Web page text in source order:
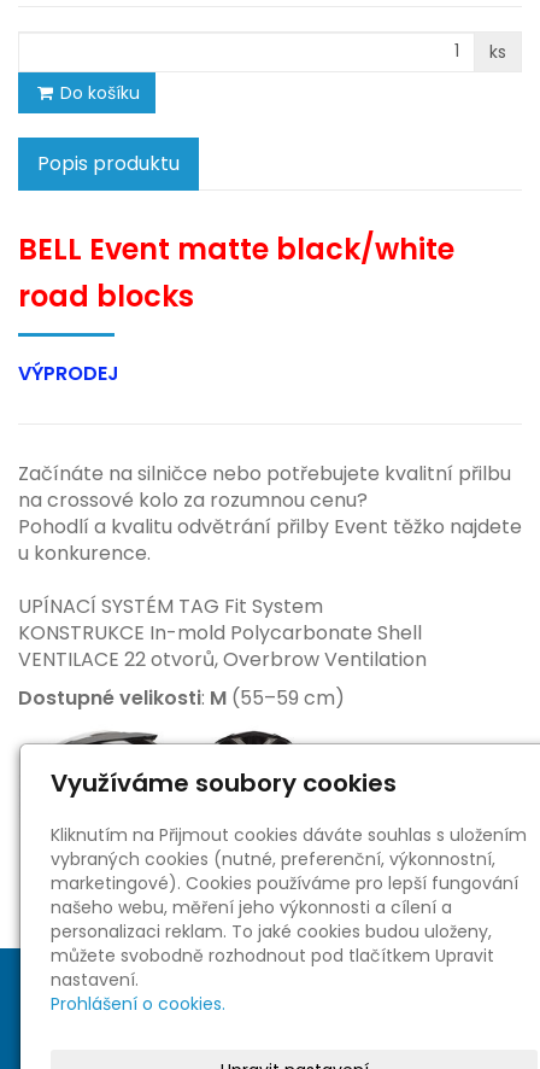
ks
Do košíku
Popis produktu
BELL Event matte black/white
road blocks
VÝPRODEJ
Začínáte na silničce nebo potřebujete kvalitní přilbu
na crossové kolo za rozumnou cenu?
Pohodlí a kvalitu odvětrání přilby Event těžko najdete
u konkurence.
UPÍNACÍ SYSTÉM TAG Fit System
KONSTRUKCE In-mold Polycarbonate Shell
VENTILACE 22 otvorů, Overbrow Ventilation
Dostupné velikosti: M (55–59 cm)
Využíváme soubory cookies
Kliknutím na Přijmout cookies dáváte souhlas s uložením
vybraných cookies (nutné, preferenční, výkonnostní,
marketingové). Cookies používáme pro lepší fungování
našeho webu, měření jeho výkonnosti a cílení a
personalizaci reklam. To jaké cookies budou uloženy,
můžete svobodně rozhodnout pod tlačítkem Upravit
nastavení.
Prohlášení o cookies.